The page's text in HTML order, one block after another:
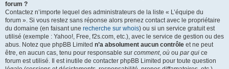
forum ?
Contactez n’importe lequel des administrateurs de la liste « L’équipe du
forum ». Si vous restez sans réponse alors prenez contact avec le propriétaire
du domaine (en faisant une recherche sur whois) ou si un service gratuit est
utilisé (exemple : Yahoo!, Free, f2s.com, etc.), avec le service de gestion ou des
abus. Notez que phpBB Limited n’a absolument aucun contrôle et ne peut
être, en aucun cas, tenu pour responsable sur comment, où ou par qui ce
forum est utilisé. Il est inutile de contacter phpBB Limited pour toute question